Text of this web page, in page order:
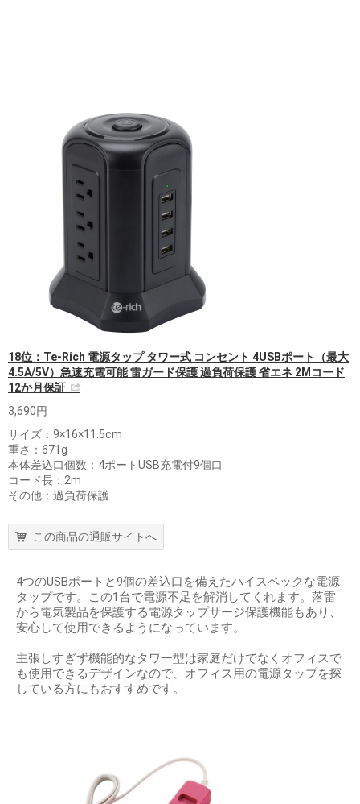
18位：Te-Rich 電源タップ タワー式 コンセント 4USBポート（最大
4.5A/5V）急速充電可能 雷ガード保護 過負荷保護 省エネ 2Mコード
12か月保証
3,690円
サイズ：9×16×11.5cm
重さ：671g
本体差込口個数：4ポートUSB充電付9個口
コード長：2m
その他：過負荷保護
この商品の通販サイトへ
4つのUSBポートと9個の差込口を備えたハイスペックな電源
タップです。この1台で電源不足を解消してくれます。落雷
から電気製品を保護する電源タップサージ保護機能もあり、
安心して使用できるようになっています。
主張しすぎず機能的なタワー型は家庭だけでなくオフィスで
も使用できるデザインなので、オフィス用の電源タップを探
している方にもおすすめです。